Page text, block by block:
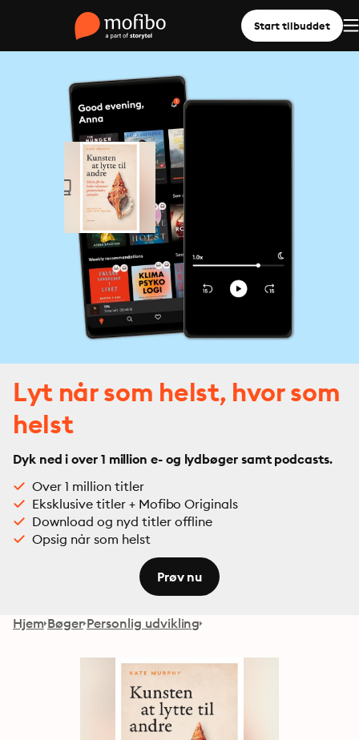
Start tilbuddet
Lyt når som helst, hvor som
helst
Dyk ned i over 1 million e- og lydbøger samt podcasts.
Over 1 million titler
Eksklusive titler + Mofibo Originals
Download og nyd titler offline
Opsig når som helst
Prøv nu
Hjem Bøger Personlig udvikling